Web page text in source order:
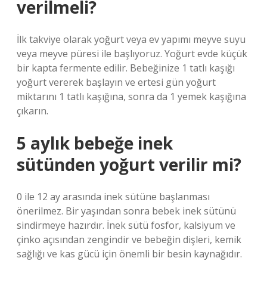
verilmeli?
İlk takviye olarak yoğurt veya ev yapımı meyve suyu
veya meyve püresi ile başlıyoruz. Yoğurt evde küçük
bir kapta fermente edilir. Bebeğinize 1 tatlı kaşığı
yoğurt vererek başlayın ve ertesi gün yoğurt
miktarını 1 tatlı kaşığına, sonra da 1 yemek kaşığına
çıkarın.
5 aylık bebeğe inek
sütünden yoğurt verilir mi?
0 ile 12 ay arasında inek sütüne başlanması
önerilmez. Bir yaşından sonra bebek inek sütünü
sindirmeye hazırdır. İnek sütü fosfor, kalsiyum ve
çinko açısından zengindir ve bebeğin dişleri, kemik
sağlığı ve kas gücü için önemli bir besin kaynağıdır.